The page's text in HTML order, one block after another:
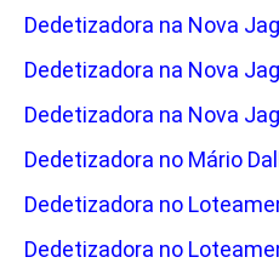
Dedetizadora na Nova
Dedetizadora na Nova
Dedetizadora na Nova
Dedetizadora no Mário
Dedetizadora no
Dedetizadora no